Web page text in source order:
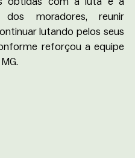
dos moradores, reunir
lutando pelos seus
reforçou a equipe